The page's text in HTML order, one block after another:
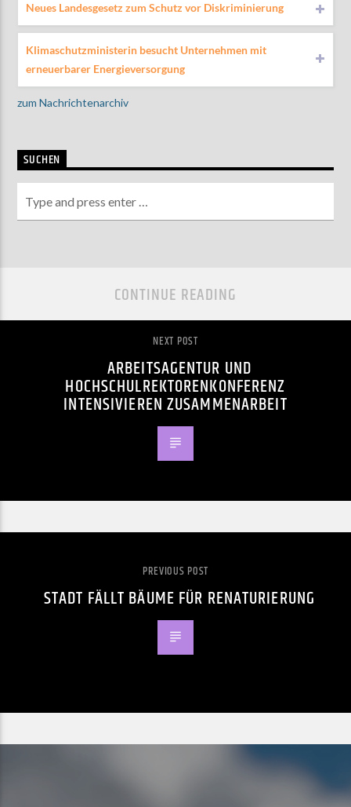
Neues Landesgesetz zum Schutz vor Diskriminierung
Klimaschutzministerin besucht Unternehmen mit
erneuerbarer Energieversorgung
zum Nachrichtenarchiv
SUCHEN
CONTINUE READING
NEXT POST
ARBEITSAGENTUR UND
HOCHSCHULREKTORENKONFERENZ
INTENSIVIEREN ZUSAMMENARBEIT
PREVIOUS POST
STADT FÄLLT BÄUME FÜR RENATURIERUNG